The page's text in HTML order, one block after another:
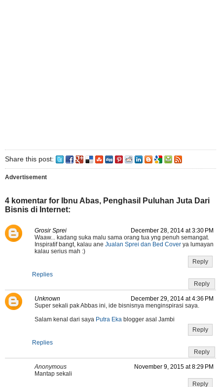
Share this post:
Advertisement
4 komentar for Ibnu Abas, Penghasil Puluhan Juta Dari
Bisnis di Internet:
Grosir Sprei
December 28, 2014 at 3:30 PM
Waaw... kadang suka malu sama orang tua yng penuh semangat.
Inspiratif bangt, kalau ane Jualan Sprei dan Bed Cover ya lumayan
kalau serius mah :)
Reply
Replies
Reply
Unknown
December 29, 2014 at 4:36 PM
Super sekali pak Abbas ini, ide bisnisnya menginspirasi saya.
Salam kenal dari saya Putra Eka blogger asal Jambi
Reply
Replies
Reply
Anonymous
November 9, 2015 at 8:29 PM
Mantap sekali
Reply